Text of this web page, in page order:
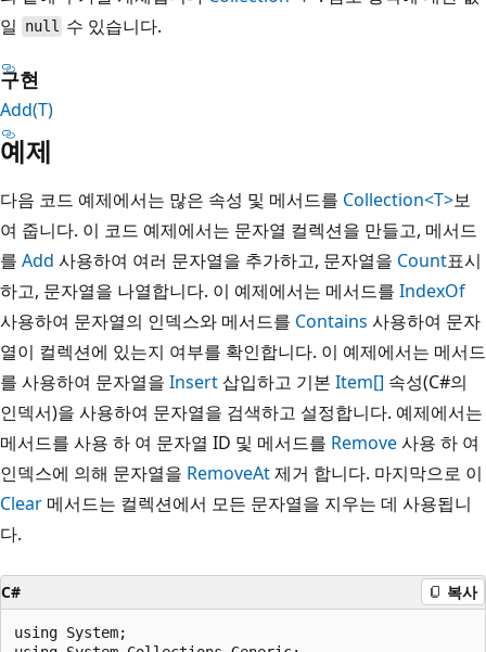
일
null 수 있습니다.
구현
Add(T)
예제
다음 코드 예제에서는 많은 속성 및 메서드를 Collection<T>보
여 줍니다. 이 코드 예제에서는 문자열 컬렉션을 만들고, 메서드
를 Add 사용하여 여러 문자열을 추가하고, 문자열을 Count표시
하고, 문자열을 나열합니다. 이 예제에서는 메서드를 IndexOf
사용하여 문자열의 인덱스와 메서드를 Contains 사용하여 문자
열이 컬렉션에 있는지 여부를 확인합니다. 이 예제에서는 메서드
를 사용하여 문자열을 Insert삽입하고 기본 Item[] 속성(C#의
인덱서)을 사용하여 문자열을 검색하고 설정합니다. 예제에서는
메서드를 사용 하 여 문자열 ID 및 메서드를 Remove사용 하 여
인덱스에 의해 문자열을 RemoveAt제거 합니다. 마지막으로 이
Clear 메서드는 컬렉션에서 모든 문자열을 지우는 데 사용됩니
다.
C# 복사
using System;